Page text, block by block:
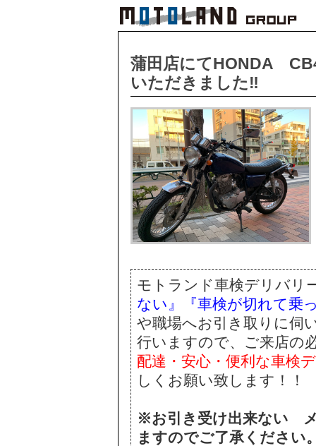
蒲田店にてHONDA
いただきました‼
モトランド車検デリバリ
ない』『車検が切れて乗
や職場へお引き取りに伺
行いますので、ご来店の
配達・安心・便利な車検
しくお願い致します！！
※お引き受け出来ない
ますのでご了承ください